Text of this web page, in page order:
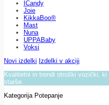
ICandy
Joie
KikkaBoo®
Mast
Nuna
UPPABaby
Voksi
Novi izdelki Izdelki v akciji
Kvalitetni in trendi otroški vozički,
starše.
Kategorija Potepanje